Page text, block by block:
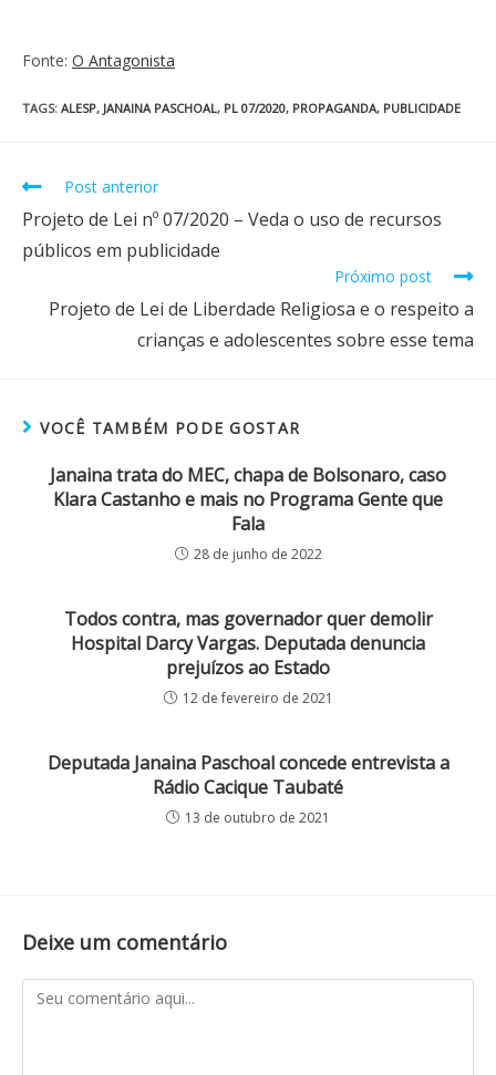
Fonte: O Antagonista
TAGS: ALESP, JANAINA PASCHOAL, PL 07/2020, PROPAGANDA, PUBLICIDADE
Post anterior
Projeto de Lei nº 07/2020 – Veda o uso de recursos
públicos em publicidade
Próximo post
Projeto de Lei de Liberdade Religiosa e o respeito a
crianças e adolescentes sobre esse tema
VOCÊ TAMBÉM PODE GOSTAR
Janaina trata do MEC, chapa de Bolsonaro, caso
Klara Castanho e mais no Programa Gente que
Fala
28 de junho de 2022
Todos contra, mas governador quer demolir
Hospital Darcy Vargas. Deputada denuncia
prejuízos ao Estado
12 de fevereiro de 2021
Deputada Janaina Paschoal concede entrevista a
Rádio Cacique Taubaté
13 de outubro de 2021
Deixe um comentário